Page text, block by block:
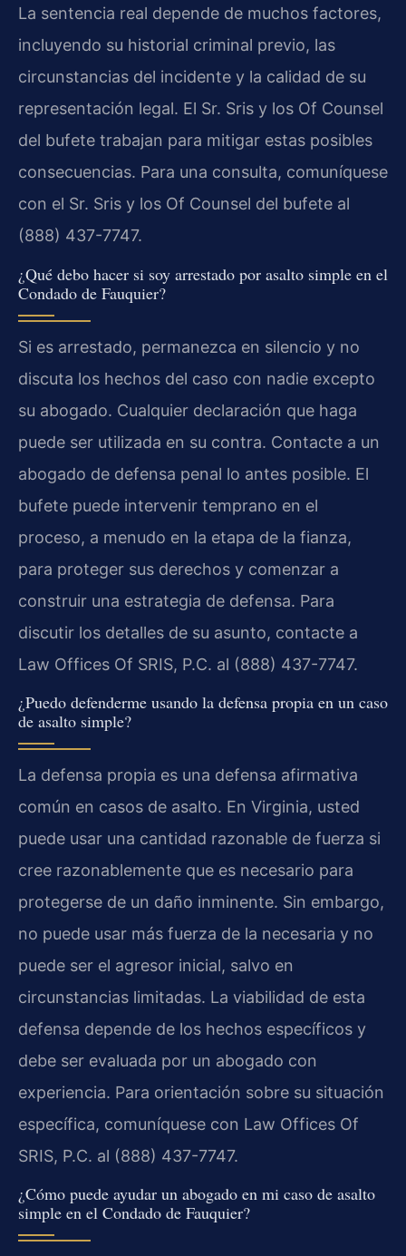
La sentencia real depende de muchos factores,
incluyendo su historial criminal previo, las
circunstancias del incidente y la calidad de su
representación legal. El Sr. Sris y los Of Counsel
del bufete trabajan para mitigar estas posibles
consecuencias. Para una consulta, comuníquese
con el Sr. Sris y los Of Counsel del bufete al
(888) 437-7747.
¿Qué debo hacer si soy arrestado por asalto simple en el
Condado de Fauquier?
Si es arrestado, permanezca en silencio y no
discuta los hechos del caso con nadie excepto
su abogado. Cualquier declaración que haga
puede ser utilizada en su contra. Contacte a un
abogado de defensa penal lo antes posible. El
bufete puede intervenir temprano en el
proceso, a menudo en la etapa de la fianza,
para proteger sus derechos y comenzar a
construir una estrategia de defensa. Para
discutir los detalles de su asunto, contacte a
Law Offices Of SRIS, P.C. al (888) 437-7747.
¿Puedo defenderme usando la defensa propia en un caso
de asalto simple?
La defensa propia es una defensa afirmativa
común en casos de asalto. En Virginia, usted
puede usar una cantidad razonable de fuerza si
cree razonablemente que es necesario para
protegerse de un daño inminente. Sin embargo,
no puede usar más fuerza de la necesaria y no
puede ser el agresor inicial, salvo en
circunstancias limitadas. La viabilidad de esta
defensa depende de los hechos específicos y
debe ser evaluada por un abogado con
experiencia. Para orientación sobre su situación
específica, comuníquese con Law Offices Of
SRIS, P.C. al (888) 437-7747.
¿Cómo puede ayudar un abogado en mi caso de asalto
simple en el Condado de Fauquier?